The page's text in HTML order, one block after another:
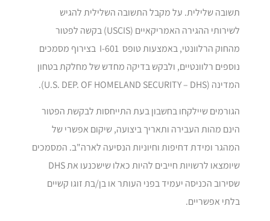
תשובה שלילית. על מקבל התשובה השלילית להגיש
לשירותי ההגירה האמריקאיים (USCIS) בקשה לפטור
מהחוק הרלוונטי, באמצעות טופס I-601 בצירוף מסמכים
נוספים רלוונטיים, ולבקש בדיקה מחדש של מחלקת בטחון
המדינה (U.S. DEP. OF HOMELAND SECURITY – DHS).
הגורמים שיילקחו בחשבון בעת התייחסות לבקשת הפטור
הינם מהות העבירה ותאריך ביצועה, שיקום אפשרי של
המהגר ומידת דחיפות וחיוניות הנסיעה לארה"ב. המסמכים
שיומצאו לרשויות חייבים להיות כאלו שישכנעו את DHS
שסירוב הכניסה יעמיד בפני העותר או בן/בת זוגו קשיים
בלתי אפשריים.